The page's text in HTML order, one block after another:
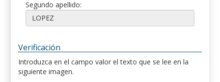
Segundo apellido:
Verificación
Introduzca en el campo valor el texto que se lee en la
siguiente imagen.